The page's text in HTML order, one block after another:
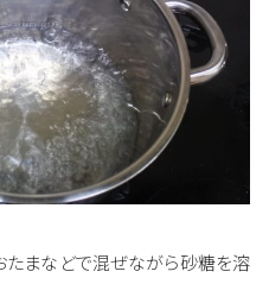
たまなどで混ぜながら砂糖を溶